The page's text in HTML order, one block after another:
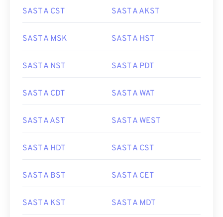
SAST A CST SAST A AKST
SAST A MSK SAST A HST
SAST A NST SAST A PDT
SAST A CDT SAST A WAT
SAST A AST SAST A WEST
SAST A HDT SAST A CST
SAST A BST SAST A CET
SAST A KST SAST A MDT